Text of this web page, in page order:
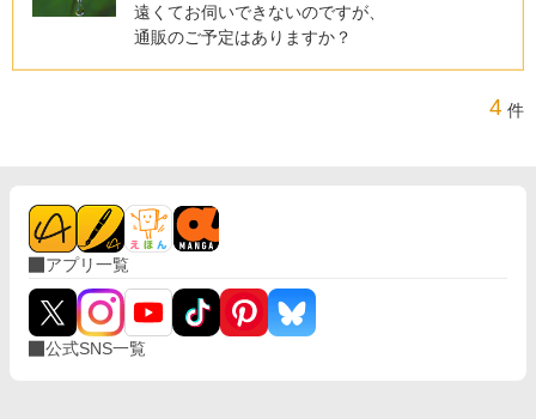
遠くてお伺いできないのですが、
通販のご予定はありますか？
4 件
アプリ一覧
公式SNS一覧